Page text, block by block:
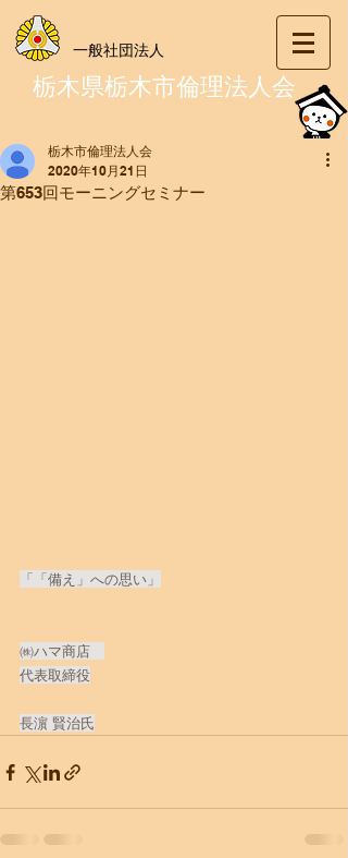
一般社団法人
栃木県栃木市倫理法人会
第653回モーニングセミナー
栃木市倫理法人会
2020年10月21日
「「備え」への思い」
㈱ハマ商店
代表取締役
長濵 賢治氏